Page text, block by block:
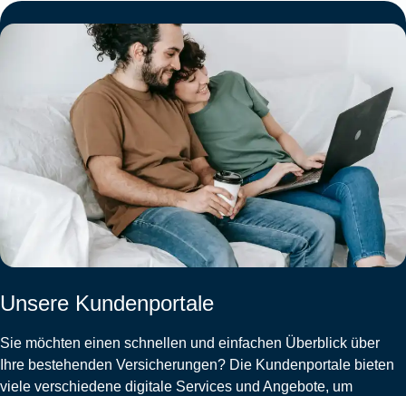
Unsere Kundenportale
Sie möchten einen schnellen und einfachen Überblick über
Ihre bestehenden Versicherungen? Die Kundenportale bieten
viele verschiedene digitale Services und Angebote, um